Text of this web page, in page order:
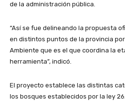
de la administración pública.
“Así se fue delineando la propuesta
en distintos puntos de la provincia
Ambiente que es el que coordina la
herramienta”, indicó.
El proyecto establece las distintas
los bosques establecidos por la ley